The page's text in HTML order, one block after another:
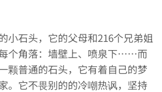
小石头，它的父母和216个兄弟姐
个角落：墙壁上、喷泉下……而
颗普通的石头，它有着自己的梦
。它不畏别的的冷嘲热讽，坚持